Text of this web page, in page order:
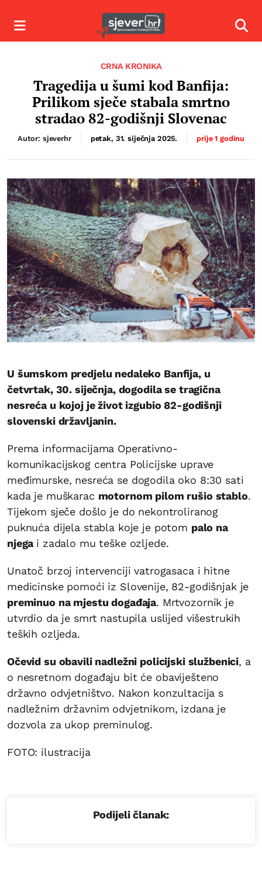
Izbornik
CRNA KRONIKA
Tragedija u šumi kod Banfija:
Prilikom sječe stabala smrtno
stradao 82-godišnji Slovenac
Autor: sjeverhr petak, 31. siječnja 2025. prije 1 godinu
U šumskom predjelu nedaleko Banfija, u
četvrtak, 30. siječnja, dogodila se tragična
nesreća u kojoj je život izgubio 82-godišnji
slovenski državljanin.
Prema informacijama Operativno-
komunikacijskog centra Policijske uprave
međimurske, nesreća se dogodila oko 8:30 sati
kada je muškarac motornom pilom rušio stablo.
Tijekom sječe došlo je do nekontroliranog
puknuća dijela stabla koje je potom palo na
njega i zadalo mu teške ozljede.
Unatoč brzoj intervenciji vatrogasaca i hitne
medicinske pomoći iz Slovenije, 82-godišnjak je
preminuo na mjestu događaja. Mrtvozornik je
utvrdio da je smrt nastupila uslijed višestrukih
teških ozljeda.
Očevid su obavili nadležni policijski službenici, a
o nesretnom događaju bit će obaviješteno
državno odvjetništvo. Nakon konzultacija s
nadležnim državnim odvjetnikom, izdana je
dozvola za ukop preminulog.
FOTO: ilustracija
Podijeli članak: